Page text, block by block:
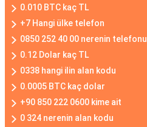
0.010 BTC kaç TL
+7 Hangi ülke telefon
0850 252 40 00 nerenin telefonu
0.12 Dolar kaç TL
0338 hangi ilin alan kodu
0.0005 BTC kaç dolar
+90 850 222 0600 kime ait
0 324 nerenin alan kodu